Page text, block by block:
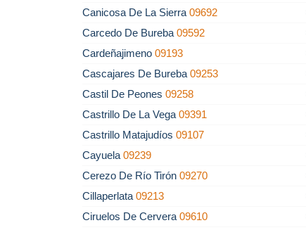
Canicosa De La Sierra 09692
Carcedo De Bureba 09592
Cardeñajimeno 09193
Cascajares De Bureba 09253
Castil De Peones 09258
Castrillo De La Vega 09391
Castrillo Matajudíos 09107
Cayuela 09239
Cerezo De Río Tirón 09270
Cillaperlata 09213
Ciruelos De Cervera 09610